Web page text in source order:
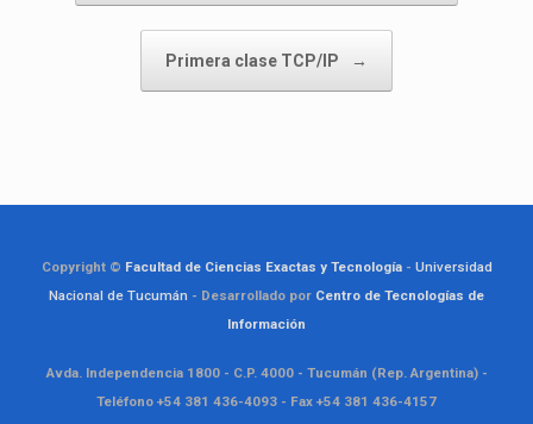
Primera clase TCP/IP →
Copyright © Facultad de Ciencias Exactas y Tecnología- Universidad
Nacional de Tucumán - Desarrollado por Centro de Tecnologías de
Información
Avda. Independencia 1800 - C.P. 4000 - Tucumán (Rep. Argentina) -
Teléfono +54 381 436-4093 - Fax +54 381 436-4157